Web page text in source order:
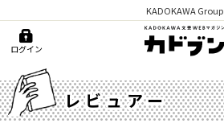
KADOKAWA Group
ログイン
レビュアー